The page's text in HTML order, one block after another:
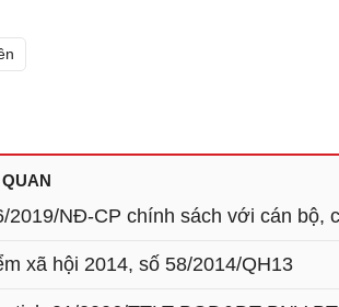
2019/NĐ-CP chính sách với cán bộ,
xã hội 2014, số 58/2014/QH13